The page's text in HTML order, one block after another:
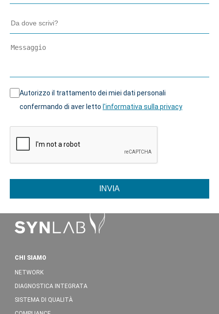
Autorizzo il trattamento dei miei dati personali
confermando di aver letto l'informativa sulla privacy
INVIA
CHI SIAMO
NETWORK
DIAGNOSTICA INTEGRATA
SISTEMA DI QUALITÀ